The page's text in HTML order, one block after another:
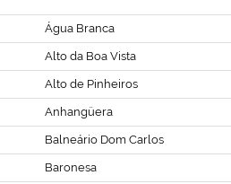
Água Branca
Alto da Boa Vista
Alto de Pinheiros
Anhangüera
Balneário Dom Carlos
Baronesa